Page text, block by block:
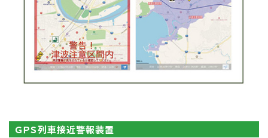
ＧＰＳ列車接近警報装置